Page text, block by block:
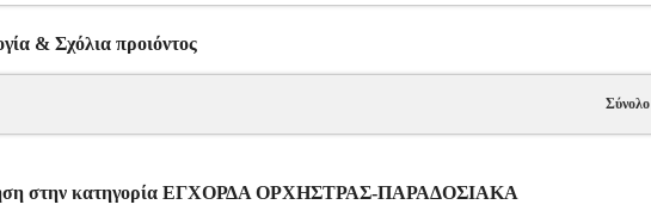
& Σχόλια προιόντος
στην κατηγορία ΕΓΧΟΡΔΑ ΟΡΧΗΣΤΡΑΣ-ΠΑΡΑΔΟΣΙΑΚΑ